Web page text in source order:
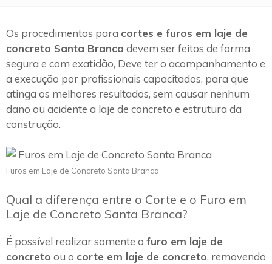
Os procedimentos para cortes e furos em laje de
concreto Santa Branca devem ser feitos de forma
segura e com exatidão, Deve ter o acompanhamento e
a execução por profissionais capacitados, para que
atinga os melhores resultados, sem causar nenhum
dano ou acidente a laje de concreto e estrutura da
construção.
Furos em Laje de Concreto Santa Branca
Qual a diferença entre o Corte e o Furo em
Laje de Concreto Santa Branca?
É possível realizar somente o furo em laje de
concreto ou o corte em laje de concreto, removendo